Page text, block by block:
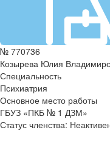
№ 770736
Козырева Юлия
Специальность
Психиатрия
Основное место работы
ГБУЗ «ПКБ № 1 ДЗМ»
Статус членства: